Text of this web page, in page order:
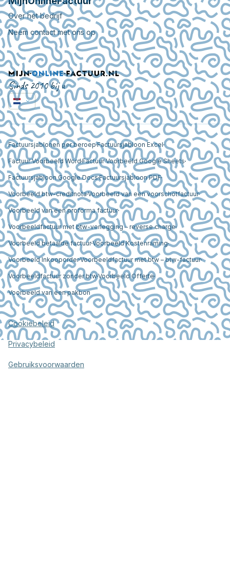
Over het bedrijf
Neem contact met ons op
Sinds 2010 bij u
Factuursjablonen per beroepFactuursjabloon Excel
Factuur Voorbeeld WordFactuur Voorbeeld Google Sheets
Factuursjabloon Google DocsFactuursjabloon PDF
Voorbeeld btw-creditnotaVoorbeeld van een voorschotfactuur
Voorbeeld van een proforma factuur
Voorbeeldfactuur met btw-verlegging – reverse charge
Voorbeeld betaalde factuurVoorbeeld Kostenraming
Voorbeeld InkooporderVoorbeeldfactuur met btw – btw-factuur
Voorbeeldfactuur zonder btwVoorbeeld Offerte
Voorbeeld van een pakbon
Cookiebeleid
Privacybeleid
Gebruiksvoorwaarden